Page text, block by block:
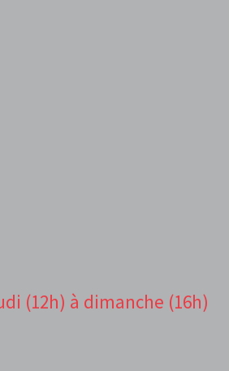
(12h) à dimanche (16h)